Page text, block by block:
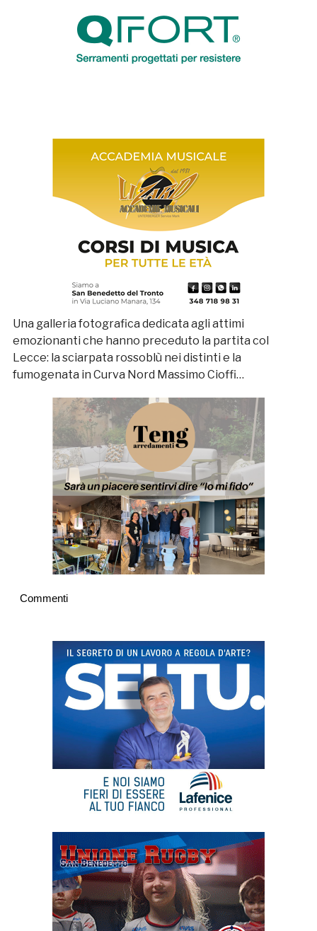
Una galleria fotografica dedicata agli attimi
emozionanti che hanno preceduto la partita col
Lecce: la sciarpata rossoblù nei distinti e la
fumogenata in Curva Nord Massimo Cioffi…
Commenti